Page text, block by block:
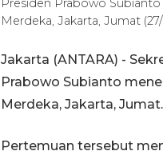
Presiden Prabowo Subianto
Merdeka, Jakarta, Jumat
Jakarta (ANTARA) -
Prabowo Subianto
Merdeka, Jakarta, Jumat.
Pertemuan tersebut